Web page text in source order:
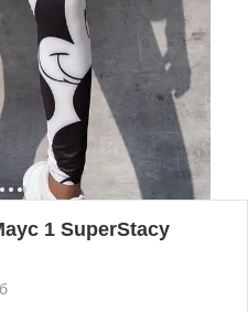
1 SuperStacy